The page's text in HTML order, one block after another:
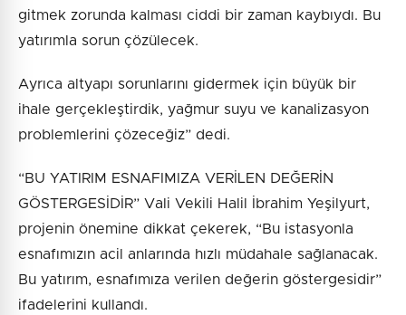
gitmek zorunda kalması ciddi bir zaman kaybıydı. Bu
yatırımla sorun çözülecek.
Ayrıca altyapı sorunlarını gidermek için büyük bir
ihale gerçekleştirdik, yağmur suyu ve kanalizasyon
problemlerini çözeceğiz” dedi.
“BU YATIRIM ESNAFIMIZA VERİLEN DEĞERİN
GÖSTERGESİDİR” Vali Vekili Halil İbrahim Yeşilyurt,
projenin önemine dikkat çekerek, “Bu istasyonla
esnafımızın acil anlarında hızlı müdahale sağlanacak.
Bu yatırım, esnafımıza verilen değerin göstergesidir”
ifadelerini kullandı.